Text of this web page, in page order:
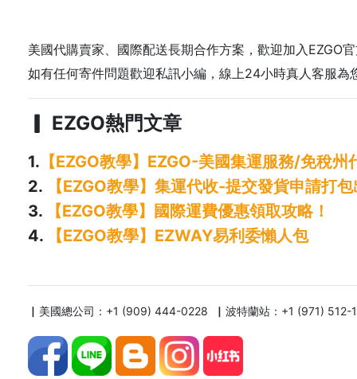
美國代購賣家、國際配送長期合作方案，歡迎加入EZGO
如有任何寄件問題歡迎私訊小編，線上24小時真人客服為
▎ EZGO熱門文章
1. 【EZGO教學】EZGO-美國集運服務/免稅
2.
【EZGO教學】集運代收-提交發貨申請打
3.
【EZGO教學】國際運費優惠領取攻略！
4.
【EZGO教學】EZWAY易利委懶人包
▏美國總公司：+1 (909) 444-0228 ▏波特蘭站：+1 (971)